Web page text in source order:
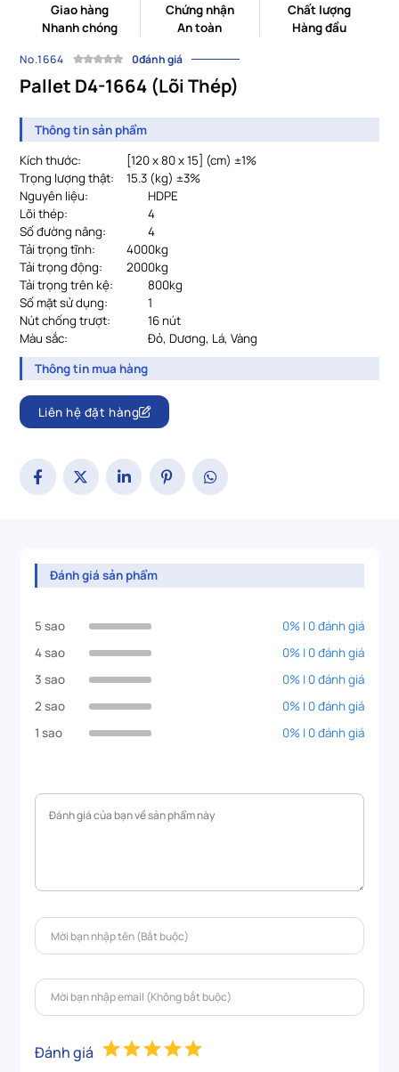
Giao hàng
Nhanh chóng
Chứng nhận
An toàn
Chất lượng
Hàng đầu
No.1664 0đánh giá
Pallet D4-1664 (Lõi Thép)
Thông tin sản phẩm
Kích thước:
			[
120 x 80 x 15] (cm) ±1%
Trọng lượng thật:
15.3 (kg) ±3%
Nguyên liệu:
HDPE
Lõi thép:
4
Số đường nâng:
4
Tải trọng tĩnh:
4000kg
Tải trọng động:
2000kg
Tải trọng trên kệ:
800kg
Số mặt sử dụng:
1
Nút chống trượt:
16 nút
Màu sắc:
Đỏ, Dương, Lá, Vàng
Thông tin mua hàng
Liên hệ đặt hàng
Đánh giá sản phẩm
5 sao
0% | 0 đánh giá
4 sao
0% | 0 đánh giá
3 sao
0% | 0 đánh giá
2 sao
0% | 0 đánh giá
1 sao
0% | 0 đánh giá
Đánh giá